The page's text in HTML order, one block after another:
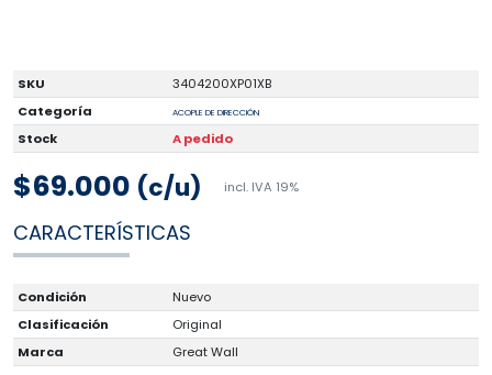
SKU
3404200XP01XB
Categoría
ACOPLE DE DIRECCIÓN
Stock A pedido
$69.000 (c/u) incl. IVA 19%
CARACTERÍSTICAS
Condición
Nuevo
Clasificación
Original
Marca
Great Wall